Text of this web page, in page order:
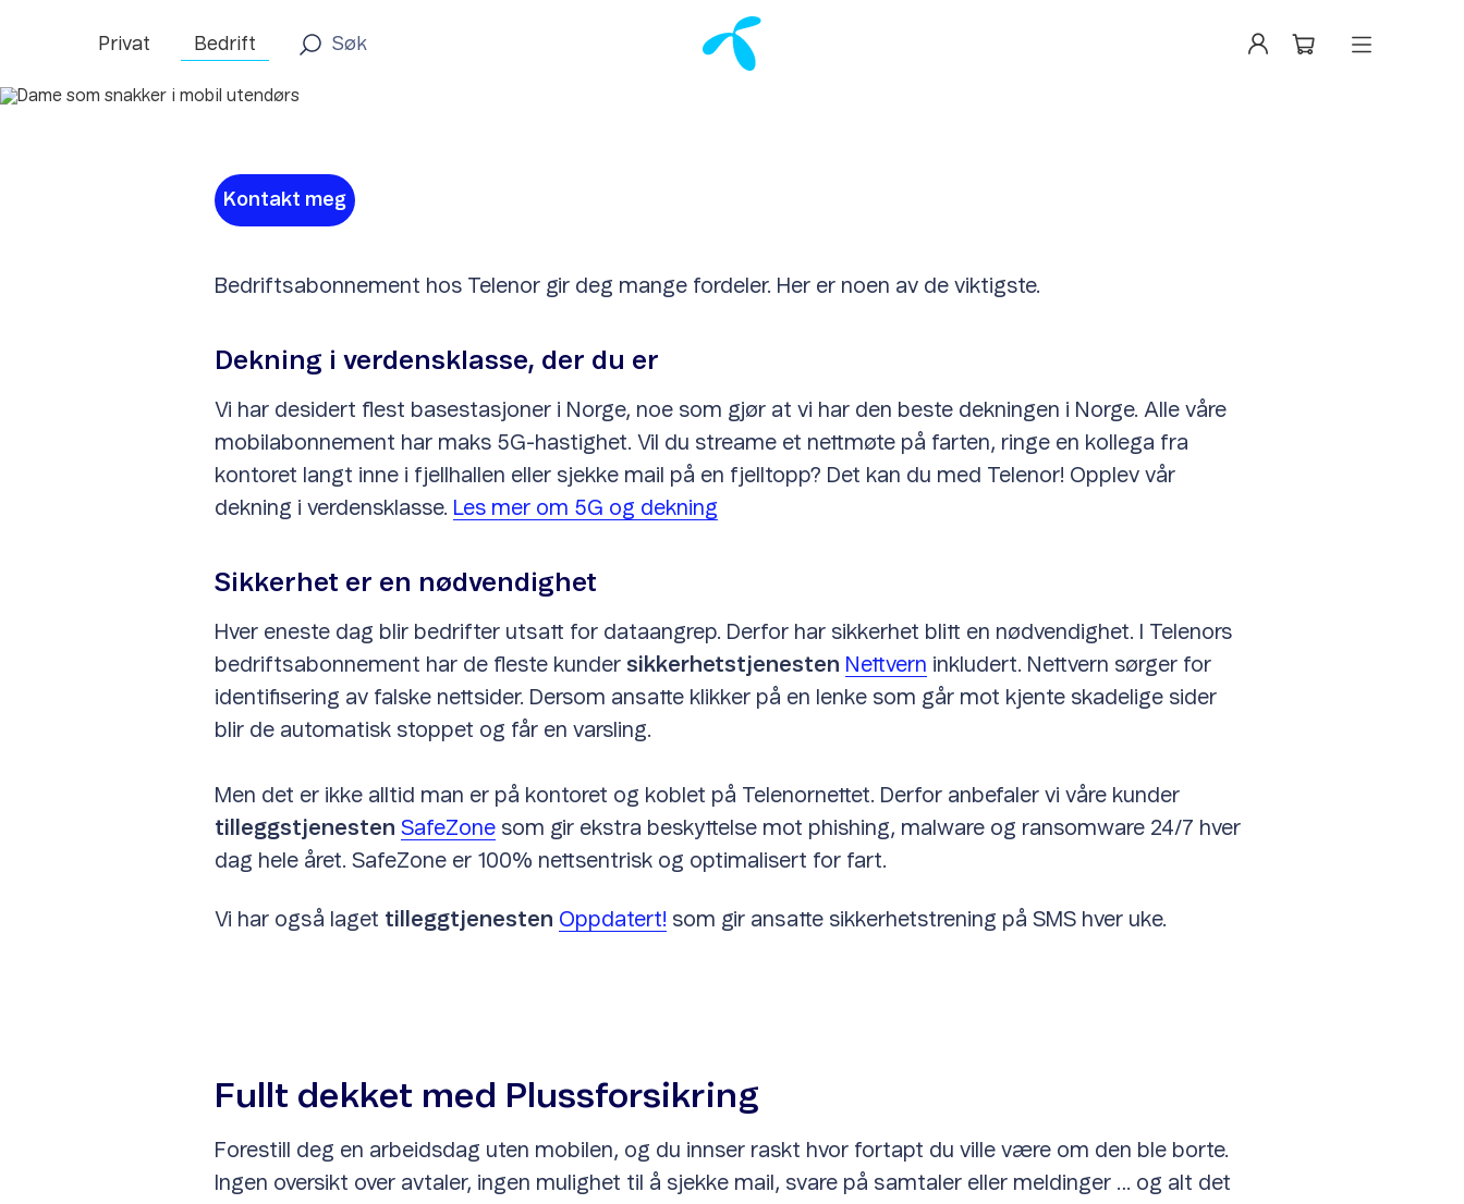
Privat Bedrift
Kontakt meg
Bedriftsabonnement hos Telenor gir deg mange fordeler. Her er noen av de viktigste.
Dekning i verdensklasse, der du er
Vi har desidert flest basestasjoner i Norge, noe som gjør at vi har den beste dekningen i Norge. Alle våre
mobilabonnement har maks 5G-hastighet. Vil du streame et nettmøte på farten, ringe en kollega fra
kontoret langt inne i fjellhallen eller sjekke mail på en fjelltopp? Det kan du med Telenor! Opplev vår
dekning i verdensklasse. Les mer om 5G og dekning
Sikkerhet er en nødvendighet
Hver eneste dag blir bedrifter utsatt for dataangrep. Derfor har sikkerhet blitt en nødvendighet. I Telenors
bedriftsabonnement har de fleste kunder sikkerhetstjenesten Nettvern inkludert. Nettvern sørger for
identifisering av falske nettsider. Dersom ansatte klikker på en lenke som går mot kjente skadelige sider
blir de automatisk stoppet og får en varsling.
Men det er ikke alltid man er på kontoret og koblet på Telenornettet. Derfor anbefaler vi våre kunder
tilleggstjenesten SafeZonesom gir ekstra beskyttelse mot phishing, malware og ransomware 24/7 hver
dag hele året. SafeZone er 100% nettsentrisk og optimalisert for fart.
Vi har også laget tilleggtjenesten Oppdatert! som gir ansatte sikkerhetstrening på SMS hver uke.
Fullt dekket med Plussforsikring
Forestill deg en arbeidsdag uten mobilen, og du innser raskt hvor fortapt du ville være om den ble borte.
Ingen oversikt over avtaler, ingen mulighet til å sjekke mail, svare på samtaler eller meldinger … og alt det